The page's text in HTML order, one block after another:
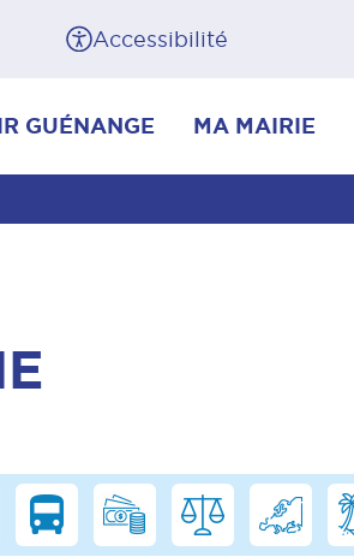
Accessibilité
GUÉNANGE MA MAIRIE